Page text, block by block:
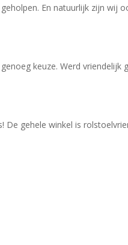
En natuurlijk zijn wij
keuze. Werd
gehele winkel is